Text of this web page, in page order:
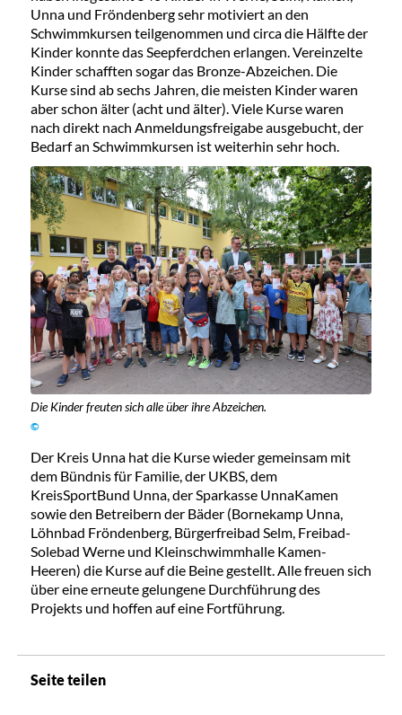
Unna und Fröndenberg sehr motiviert an den
Schwimmkursen teilgenommen und circa die Hälfte der
Kinder konnte das Seepferdchen erlangen. Vereinzelte
Kinder schafften sogar das Bronze-Abzeichen. Die
Kurse sind ab sechs Jahren, die meisten Kinder waren
aber schon älter (acht und älter). Viele Kurse waren
nach direkt nach Anmeldungsfreigabe ausgebucht, der
Bedarf an Schwimmkursen ist weiterhin sehr hoch.
Die Kinder freuten sich alle über ihre Abzeichen.
©
Der Kreis Unna hat die Kurse wieder gemeinsam mit
dem Bündnis für Familie, der UKBS, dem
KreisSportBund Unna, der Sparkasse UnnaKamen
sowie den Betreibern der Bäder (Bornekamp Unna,
Löhnbad Fröndenberg, Bürgerfreibad Selm, Freibad-
Solebad Werne und Kleinschwimmhalle Kamen-
Heeren) die Kurse auf die Beine gestellt. Alle freuen sich
über eine erneute gelungene Durchführung des
Projekts und hoffen auf eine Fortführung.
Seite teilen